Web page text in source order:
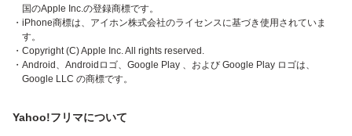
国のApple Inc.の登録商標です。
・iPhone商標は、アイホン株式会社のライセンスに基づき使用されていま
す。
・Copyright (C) Apple Inc. All rights reserved.
・Android、Androidロゴ、Google Play 、および Google Play ロゴは、
Google LLC の商標です。
Yahoo!フリマについて